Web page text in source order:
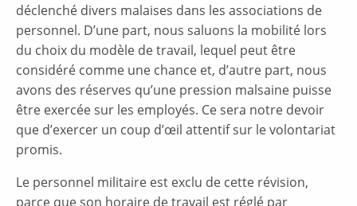
déclenché divers malaises dans les associations de
personnel. D’une part, nous saluons la mobilité lors
du choix du modèle de travail, lequel peut être
considéré comme une chance et, d’autre part, nous
avons des réserves qu’une pression malsaine puisse
être exercée sur les employés. Ce sera notre devoir
que d’exercer un coup d’œil attentif sur le volontariat
promis.
Le personnel militaire est exclu de cette révision,
parce que son horaire de travail est réglé par